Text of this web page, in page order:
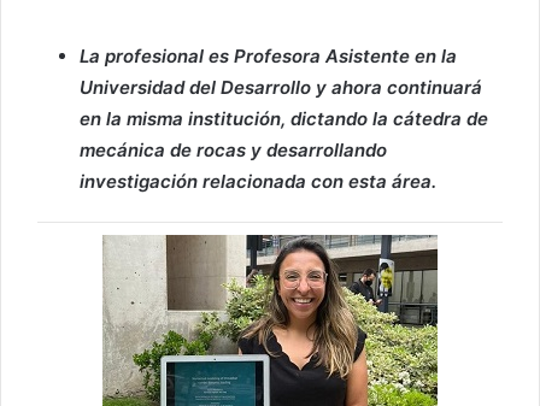
La profesional es Profesora Asistente en la
Universidad del Desarrollo y ahora continuará
en la misma institución, dictando la cátedra de
mecánica de rocas y desarrollando
investigación relacionada con esta área.